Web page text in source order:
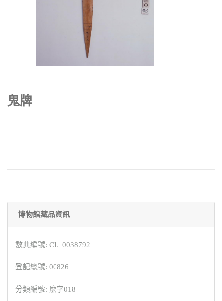
鬼牌
博物館藏品資訊
數典編號: CL_0038792
登記總號: 00826
分類編號: 麼字018